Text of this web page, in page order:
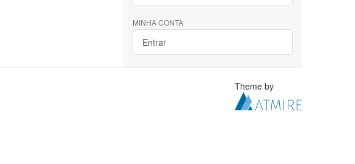
MINHA CONTA
Entrar
Theme by